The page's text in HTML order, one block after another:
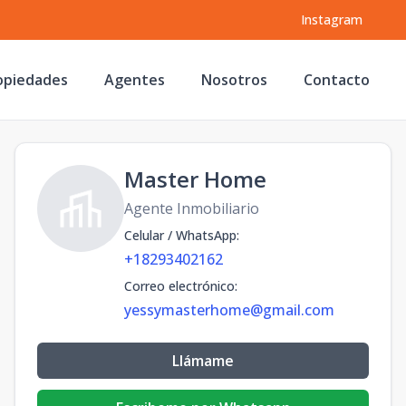
Instagram
Agentes Nosotros Contacto
Master Home
Agente Inmobiliario
Celular / WhatsApp:
+18293402162
Correo electrónico:
yessymasterhome@gmail.com
Llámame